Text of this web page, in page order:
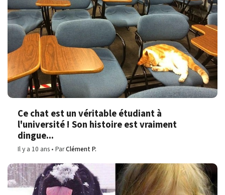
Ce chat est un véritable étudiant à
l'université ! Son histoire est vraiment
dingue...
Il y a 10 ans ParClément P.